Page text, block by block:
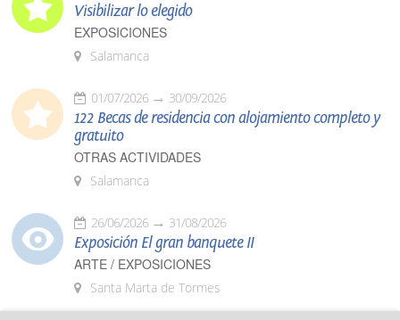
Visibilizar lo elegido
EXPOSICIONES
Salamanca
01/07/2026 30/09/2026
122 Becas de residencia con alojamiento completo y
gratuito
OTRAS ACTIVIDADES
Salamanca
26/06/2026 31/08/2026
Exposición El gran banquete II
ARTE / EXPOSICIONES
Santa Marta de Tormes